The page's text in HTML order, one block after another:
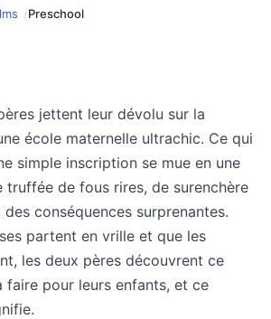
Preschool
jettent leur dévolu sur la
école maternelle ultrachic. Ce qui
simple inscription se mue en une
truffée de fous rires, de surenchère
conséquences surprenantes.
partent en vrille et que les
les deux pères découvrent ce
faire pour leurs enfants, et ce